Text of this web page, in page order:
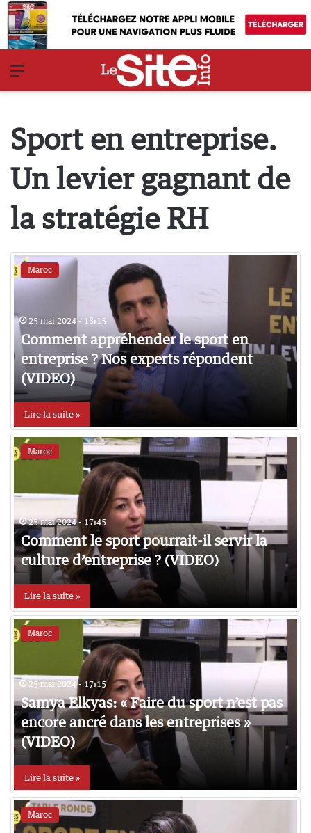
Sport en entreprise.
Un levier gagnant de
la stratégie RH
Maroc
25 mai 2024 - 18:15
Comment appréhender le sport en
entreprise ? Nos experts répondent
(VIDEO)
Lire la suite »
Maroc
25 mai 2024 - 17:45
Comment le sport pourrait-il servir la
culture d’entreprise ? (VIDEO)
Lire la suite »
Maroc
25 mai 2024 - 17:15
Samya Elkyas: « Faire du sport n’est pas
encore ancré dans les entreprises »
(VIDEO)
Lire la suite »
Maroc